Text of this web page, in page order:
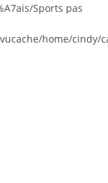
Sports pas
home/cindy/